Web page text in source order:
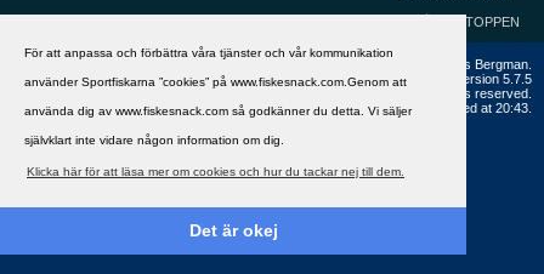
För att anpassa och förbättra våra tjänster och vår kommunikation
använder Sportfiskarna ”cookies” på www.fiskesnack.com.Genom att
använda dig av www.fiskesnack.com så godkänner du detta. Vi säljer
självklart inte vidare någon information om dig.
Klicka här för att läsa mer om cookies och hur du tackar nej till dem.
Det är okej
GÅ TILL TOPPEN
Copyright ©2002 - 2021, FiskeSnack.com. Grundad 2002 av Anders Bergman.
Powered byvBulletin®
Version 5.7.5
Copyright © 2026 MH Sub I, LLC dba vBulletin. All rights reserved.
All times are GMT+1. This page was generated at 20:43.